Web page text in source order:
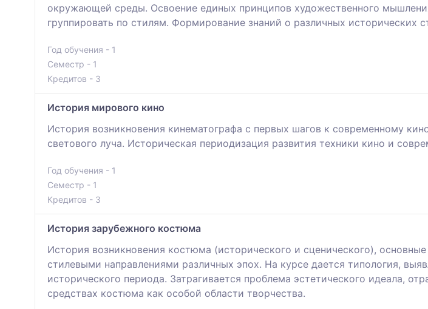
окружающей среды. Освоение единых принципов художественного
группировать по стилям. Формирование знаний о различных
Год обучения - 1
Семестр - 1
Кредитов - 3
История мирового кино
История возникновения кинематографа с первых шагов к современному
светового луча. Историческая периодизация развития техники кино и
Год обучения - 1
Семестр - 1
Кредитов - 3
История зарубежного костюма
История возникновения костюма (исторического и сценического),
стилевыми направлениями различных эпох. На курсе дается типология,
исторического периода. Затрагивается проблема эстетического идеала,
средствах костюма как особой области творчества.